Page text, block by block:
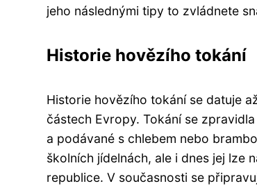
jeho následnými tipy to zvládnete
Historie hovězího tokání
Historie hovězího tokání se datuje
částech Evropy. Tokání se
a podávané s chlebem nebo
školních jídelnách, ale i dnes jej lze
republice. V současnosti se